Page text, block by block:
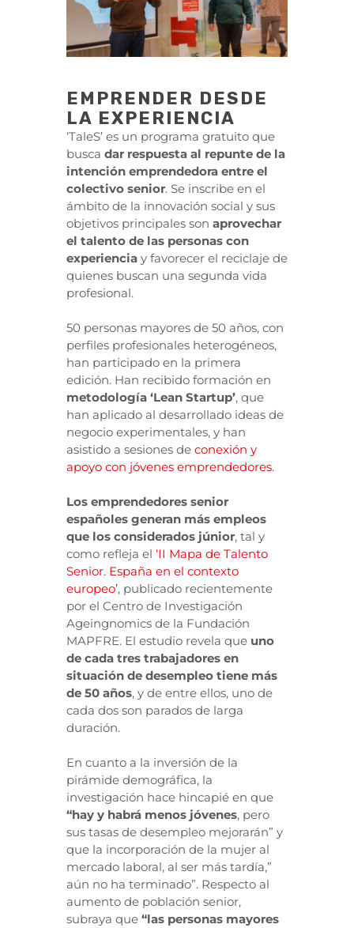
EMPRENDER DESDE
LA EXPERIENCIA
‘TaleS’ es un programa gratuito que
busca dar respuesta al repunte de la
intención emprendedora entre el
colectivo senior. Se inscribe en el
ámbito de la innovación social y sus
objetivos principales son aprovechar
el talento de las personas con
experiencia y favorecer el reciclaje de
quienes buscan una segunda vida
profesional.
50 personas mayores de 50 años, con
perfiles profesionales heterogéneos,
han participado en la primera
edición. Han recibido formación en
metodología ‘Lean Startup’, que
han aplicado al desarrollado ideas de
negocio experimentales, y han
asistido a sesiones de conexión y
apoyo con jóvenes emprendedores.
Los emprendedores senior
españoles generan más empleos
que los considerados júnior, tal y
como refleja el ‘II Mapa de Talento
Senior. España en el contexto
europeo’, publicado recientemente
por el Centro de Investigación
Ageingnomics de la Fundación
MAPFRE. El estudio revela que uno
de cada tres trabajadores en
situación de desempleo tiene más
de 50 años, y de entre ellos, uno de
cada dos son parados de larga
duración.
En cuanto a la inversión de la
pirámide demográfica, la
investigación hace hincapié en que
“hay y habrá menos jóvenes, pero
sus tasas de desempleo mejorarán” y
que la incorporación de la mujer al
mercado laboral, al ser más tardía,”
aún no ha terminado”. Respecto al
aumento de población senior,
subraya que “las personas mayores